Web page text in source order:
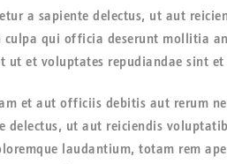
a sapiente delectus, ut aut
qui officia deserunt mollitia
ut et voluptates repudiandae sint
et aut officiis debitis aut rerum
delectus, ut aut reiciendis
laudantium, totam rem